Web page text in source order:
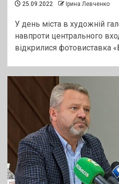
25.09.2022 Ірина Левченко
У день міста в художній
навпроти центрального
відкрилися фотовиставка